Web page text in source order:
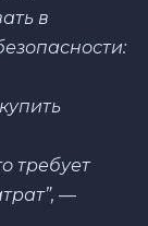
в
требует
—